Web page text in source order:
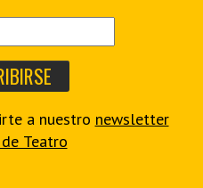
a nuestro newsletter
Teatro